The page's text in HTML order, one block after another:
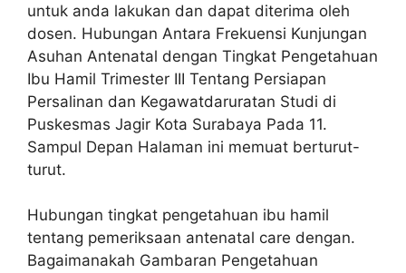
untuk anda lakukan dan dapat diterima oleh
dosen. Hubungan Antara Frekuensi Kunjungan
Asuhan Antenatal dengan Tingkat Pengetahuan
Ibu Hamil Trimester III Tentang Persiapan
Persalinan dan Kegawatdaruratan Studi di
Puskesmas Jagir Kota Surabaya Pada 11.
Sampul Depan Halaman ini memuat berturut-
turut.
Hubungan tingkat pengetahuan ibu hamil
tentang pemeriksaan antenatal care dengan.
Bagaimanakah Gambaran Pengetahuan